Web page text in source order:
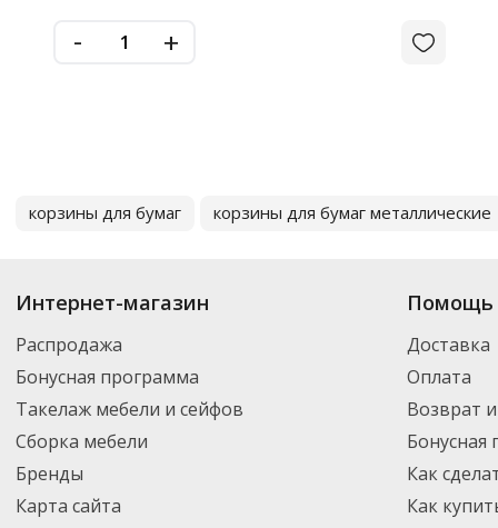
- +
корзины для бумаг корзины для бумаг металлические
Интернет-магазин
Распродажа
Бонусная программа
Такелаж мебели и сейфов
Сборка мебели
Бренды
Карта сайта
Помощь
Доставка
Оплата
Возврат
Бонусная
Как
Как